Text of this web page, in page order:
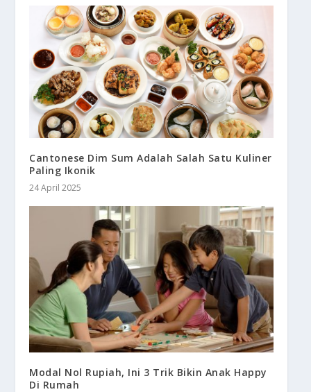
Cantonese Dim Sum Adalah Salah Satu Kuliner
Paling Ikonik
24 April 2025
Modal Nol Rupiah, Ini 3 Trik Bikin Anak Happy
Di Rumah